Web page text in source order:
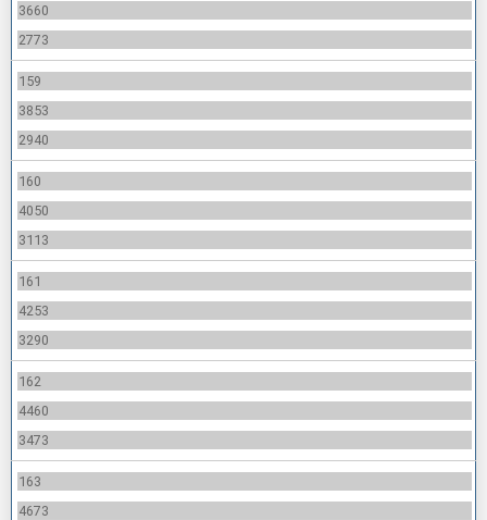
3660
2773
159
3853
2940
160
4050
3113
161
4253
3290
162
4460
3473
163
4673